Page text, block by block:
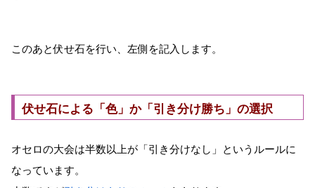
このあと伏せ石を行い、左側を記入します。
伏せ石による「色」か「引き分け勝ち」の選択
オセロの大会は半数以上が「引き分けなし」というルールに
なっています。